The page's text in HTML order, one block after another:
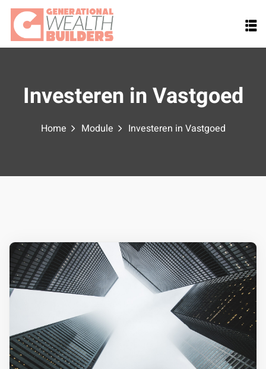
Skip
content
Investeren in Vastgoed
Home Module Investeren in Vastgoed